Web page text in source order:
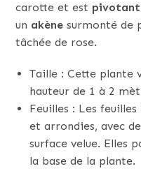
carotte et est
un akène surmonté de
tâchée de rose.
Taille : Cette plante
hauteur de 1 à 2
Feuilles : Les
et arrondies, avec
surface velue. Elles
la base de la plante.